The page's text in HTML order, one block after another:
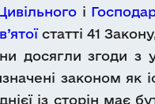
і
статті 41
досягли згоди з
законом як
із сторін має